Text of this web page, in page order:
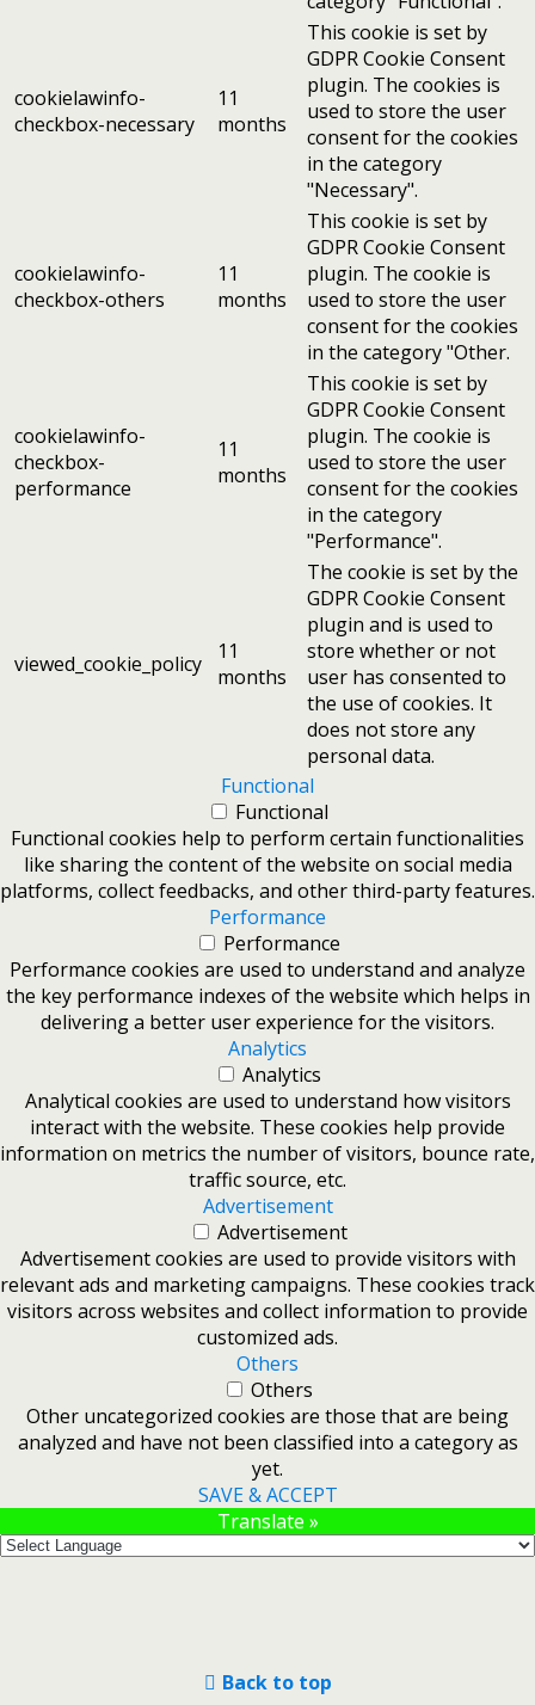
cookielawinfo-
checkbox-necessary
11
months
This cookie is set by
GDPR Cookie Consent
plugin. The cookies is
used to store the user
consent for the cookies
in the category
"Necessary".
cookielawinfo-
checkbox-others
11
months
This cookie is set by
GDPR Cookie Consent
plugin. The cookie is
used to store the user
consent for the cookies
in the category "Other.
cookielawinfo-
checkbox-
performance
11
months
This cookie is set by
GDPR Cookie Consent
plugin. The cookie is
used to store the user
consent for the cookies
in the category
"Performance".
viewed_cookie_policy
11
months
The cookie is set by the
GDPR Cookie Consent
plugin and is used to
store whether or not
user has consented to
the use of cookies. It
does not store any
personal data.
Functional
Functional
Functional cookies help to perform certain functionalities
like sharing the content of the website on social media
platforms, collect feedbacks, and other third-party features.
Performance
Performance
Performance cookies are used to understand and analyze
the key performance indexes of the website which helps in
delivering a better user experience for the visitors.
Analytics
Analytics
Analytical cookies are used to understand how visitors
interact with the website. These cookies help provide
information on metrics the number of visitors, bounce rate,
traffic source, etc.
Advertisement
Advertisement
Advertisement cookies are used to provide visitors with
relevant ads and marketing campaigns. These cookies track
visitors across websites and collect information to provide
customized ads.
Others
Others
Other uncategorized cookies are those that are being
analyzed and have not been classified into a category as
yet.
SAVE & ACCEPT
Translate »
Back to top